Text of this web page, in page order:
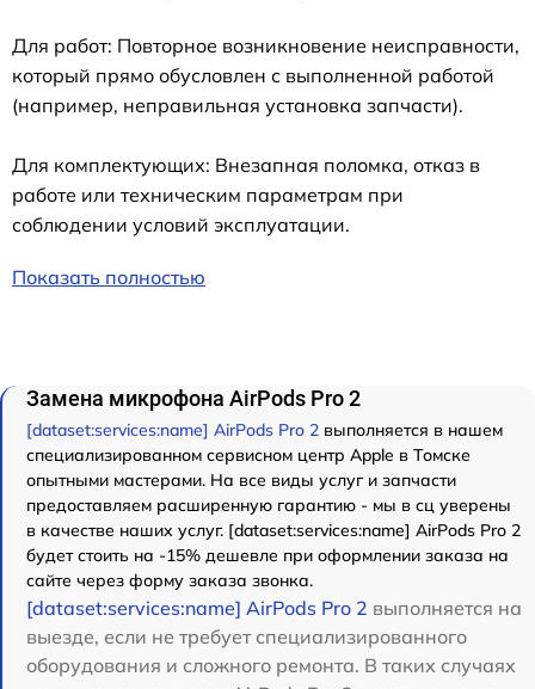
Для работ: Повторное возникновение неисправности,
который прямо обусловлен с выполненной работой
(например, неправильная установка запчасти).
Для комплектующих: Внезапная поломка, отказ в
работе или техническим параметрам при
соблюдении условий эксплуатации.
Показать полностью
Замена микрофона AirPods Pro 2
[dataset:services:name] AirPods Pro 2 выполняется в нашем
специализированном сервисном центр Apple в Томске
опытными мастерами. На все виды услуг и запчасти
предоставляем расширенную гарантию - мы в сц уверены
в качестве наших услуг. [dataset:services:name] AirPods Pro 2
будет стоить на -15% дешевле при оформлении заказа на
сайте через форму заказа звонка.
[dataset:services:name] AirPods Pro 2 выполняется на
выезде, если не требует специализированного
оборудования и сложного ремонта. В таких случаях